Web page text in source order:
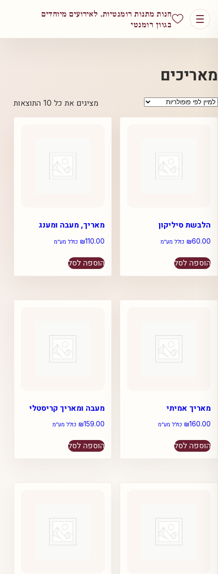
חנות מתנות רומנטיות, לאירועים מיוחדים
בגוון רומנטי
מאריכים
מציגים את כל ⁦10⁩ התוצאות
מאריך, מעבה ומענג
₪110.00 כולל מע״מ
הוספה לסל
הלבשת סיליקון
₪60.00 כולל מע״מ
הוספה לסל
מעבה ומאריך קריסטלי
₪159.00 כולל מע״מ
הוספה לסל
מאריך אמיתי
₪160.00 כולל מע״מ
הוספה לסל